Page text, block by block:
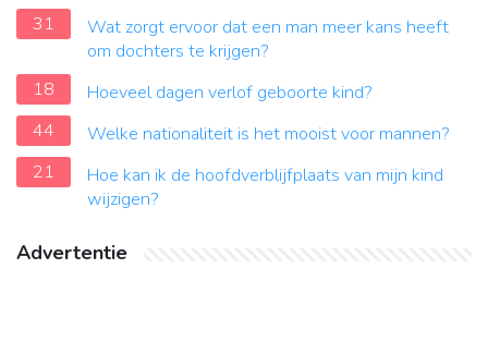
31
Wat zorgt ervoor dat een man meer kans heeft
om dochters te krijgen?
18
Hoeveel dagen verlof geboorte kind?
44
Welke nationaliteit is het mooist voor mannen?
21
Hoe kan ik de hoofdverblijfplaats van mijn kind
wijzigen?
Advertentie